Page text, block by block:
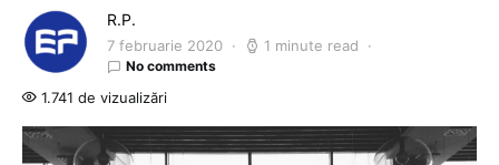
R.P.
7 februarie 2020 1 minute read
No comments
1.741 de vizualizări